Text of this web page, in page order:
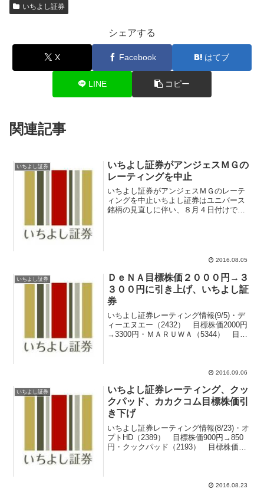
いちよし証券
シェアする
X Facebook はてブ
LINE コピー
関連記事
いちよし証券
いちよし証券がアンジェスＭＧの
レーティングを中止
いちよし証券がアンジェスＭＧのレーテ
ィングを中止いちよし証券はユニバース
銘柄の見直しに伴い、８月４日付けでア
2016.08.05
いちよし証券
ＤｅＮＡ目標株価２０００円→３
３００円に引き上げ、いちよし証
券
いちよし証券レーティング情報(9/5)・デ
ィーエヌエー（2432） 目標株価2000円
→3300円・ＭＡＲＵＷＡ（5344） 目標
2016.09.06
いちよし証券
いちよし証券レーティング、クッ
クパッド、カカクコム目標株価引
き下げ
いちよし証券レーティング情報(8/23)・オ
プトHD（2389） 目標株価900円→850
円・クックパッド（2193） 目標株価
2016.08.23